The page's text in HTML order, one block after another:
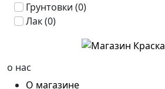
Грунтовки (0)
Лак(0)
о нас
О магазине